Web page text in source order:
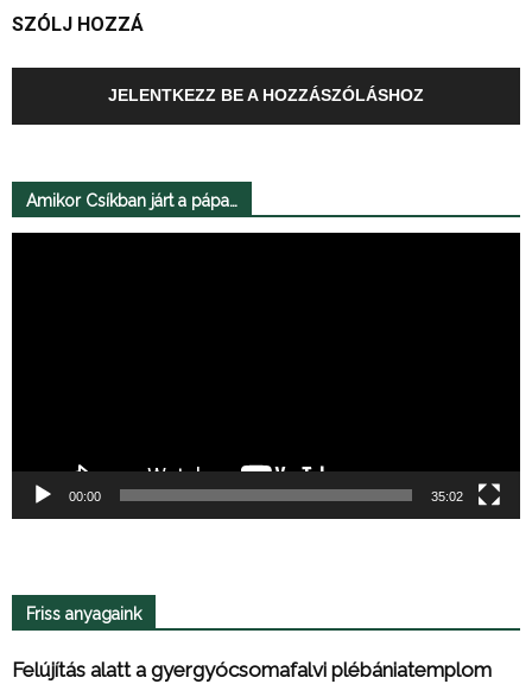
SZÓLJ HOZZÁ
JELENTKEZZ BE A HOZZÁSZÓLÁSHOZ
Amikor Csíkban járt a pápa…
00:00 35:02
Friss anyagaink
Felújítás alatt a gyergyócsomafalvi plébániatemplom